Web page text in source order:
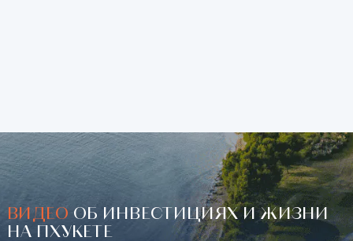
ВИДЕО ОБ ИНВЕСТИЦИЯХ И ЖИЗНИ
НА ПХУКЕТЕ